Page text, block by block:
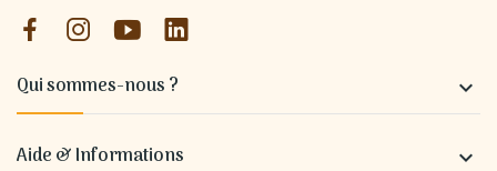
Qui sommes-nous ? 
Aide & Informations 